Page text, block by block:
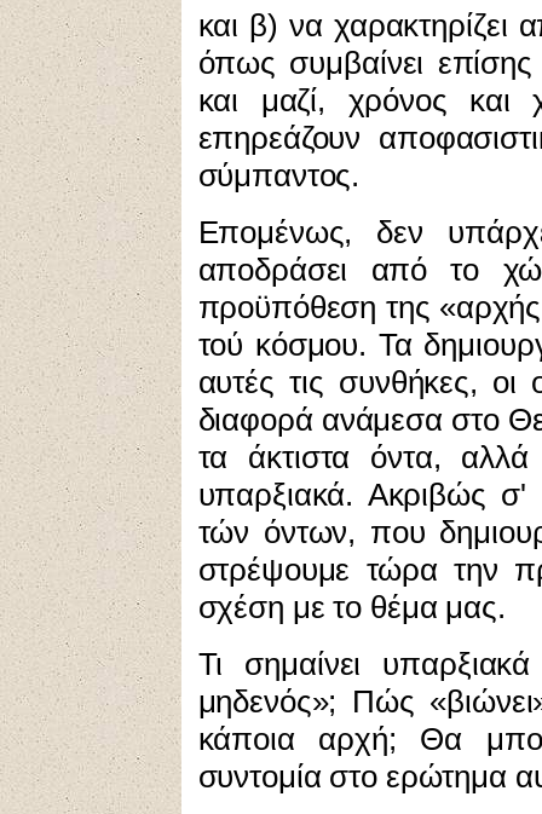
και β) να χαρακτηρίζει
όπως συμβαίνει
και μαζί, χρόνος και
επηρεάζουν
σύμπαντος.
Επομένως, δεν
αποδράσει από το
προϋπόθεση της
τού κόσμου. Τα
αυτές τις συνθήκες,
διαφορά ανάμεσα στο
τα άκτιστα όντα,
υπαρξιακά. Ακριβώς σ'
τών όντων, που
στρέψουμε τώρα την
σχέση με το θέμα μας.
Τι σημαίνει
μηδενός»; Πώς
κάποια αρχή; Θα
συντομία στο ερώτημα